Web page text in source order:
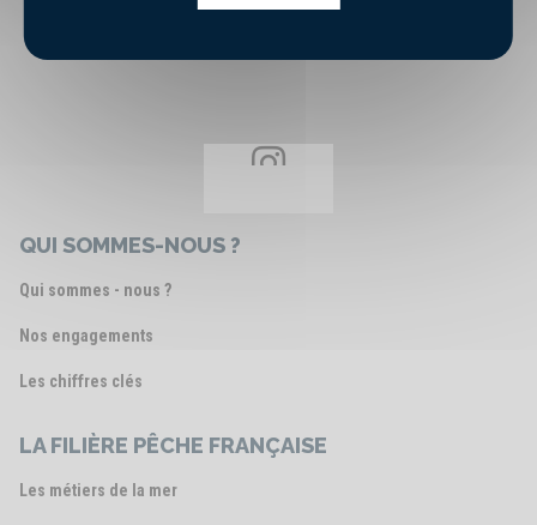
QUI SOMMES-NOUS ?
Qui sommes - nous ?
Nos engagements
Les chiffres clés
LA FILIÈRE PÊCHE FRANÇAISE
Les métiers de la mer